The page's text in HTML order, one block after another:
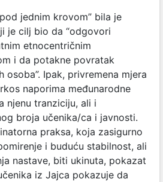
jednim krovom” bila je
je cilj bio da “odgovori
etnocentričnim
i da potakne povratak
osoba”. Ipak, privremena mjera
naporima međunarodne
njenu tranziciju, ali i
broja učenika/ca i javnosti.
praksa, koja zasigurno
i buduću stabilnost, ali
nastave, biti ukinuta, pokazat
iz Jajca pokazuje da